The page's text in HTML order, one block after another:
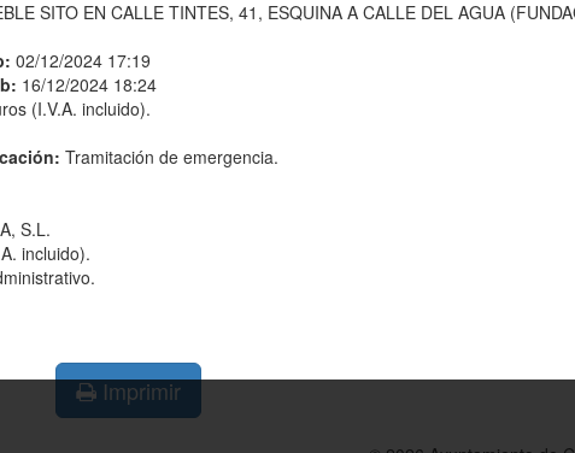
SITO EN CALLE TINTES, 41, ESQUINA A CALLE DEL AGUA
02/12/2024 17:19
16/12/2024 18:24
(I.V.A. incluido).
Tramitación de emergencia.
S.L.
incluido).
Imprimir